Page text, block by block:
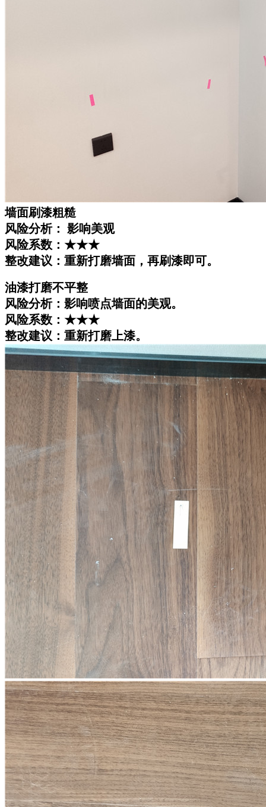
墙面刷漆粗糙
风险分析： 影响美观
风险系数：★★★
整改建议：重新打磨墙面，再刷漆即可。
油漆打磨不平整
风险分析：影响喷点墙面的美观。
风险系数：★★★
整改建议：重新打磨上漆。